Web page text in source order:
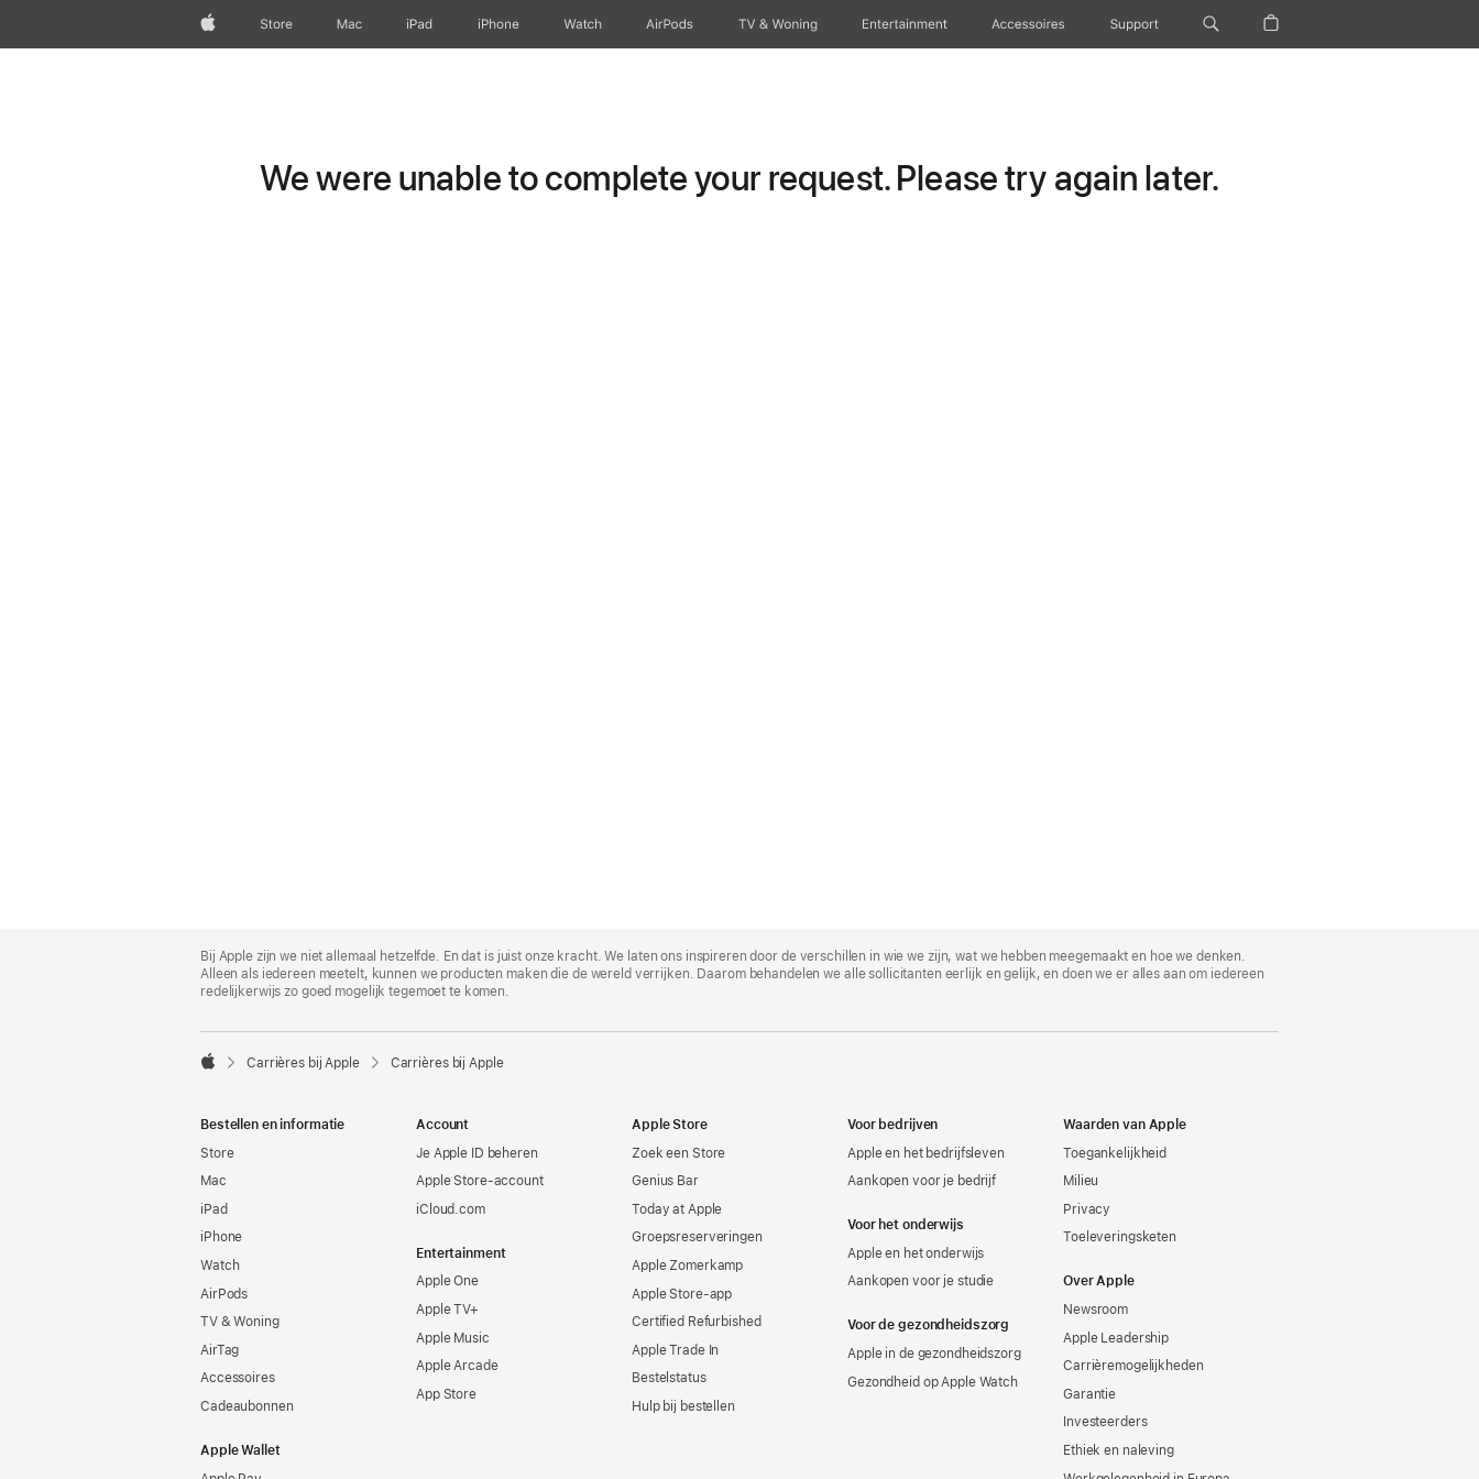
AppleStore Mac iPad iPhone Watch AirPods TV & Woning Entertainment Accessoires Support
We were unable to complete your request. Please try again later.
Footer
Bij Apple zijn we niet allemaal hetzelfde. En dat is juist onze kracht. We laten ons inspireren door de verschillen in wie we zijn, wat we hebben meegemaakt en hoe we denken.
Alleen als iedereen meetelt, kunnen we producten maken die de wereld verrijken. Daarom behandelen we alle sollicitanten eerlijk en gelijk, en doen we er alles aan om iedereen
redelijkerwijs zo goed mogelijk tegemoet te komen.

Carrières bij Apple Carrières bij Apple
Bestellen en informatie
Store
Mac
iPad
iPhone
Watch
AirPods
TV & Woning
AirTag
Accessoires
Cadeaubonnen
Apple Wallet
Account
Je Apple ID beheren
Apple Store-account
iCloud.com
Entertainment
Apple One
Apple TV+
Apple Music
Apple Arcade
App Store
Apple Store
Zoek een Store
Genius Bar
Today at Apple
Groepsreserveringen
Apple Zomerkamp
Apple Store-app
Certified Refurbished
Apple Trade In
Bestelstatus
Hulp bij bestellen
Voor bedrijven
Apple en het bedrijfsleven
Aankopen voor je bedrijf
Voor het onderwijs
Apple en het onderwijs
Aankopen voor je studie
Voor de gezondheidszorg
Apple in de gezondheidszorg
Gezondheid op Apple Watch
Waarden van Apple
Toegankelijkheid
Milieu
Privacy
Toeleveringsketen
Over Apple
Newsroom
Apple Leadership
Carrièremogelijkheden
Garantie
Investeerders
Ethiek en naleving